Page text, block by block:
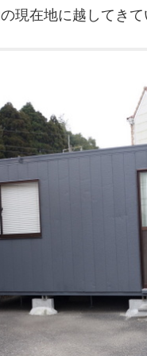
現在地に越してき